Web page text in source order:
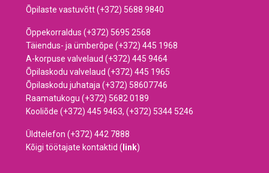
Õpilaste vastuvõtt (+372) 5688 9840
Õppekorraldus (+372) 5695 2568
Täiendus- ja ümberõpe (+372) 445 1968
A-korpuse valvelaud (+372) 445 9464
Õpilaskodu valvelaud (+372) 445 1965
Õpilaskodu juhataja (+372) 58607746
Raamatukogu (+372) 5682 0189
Kooliõde (+372) 445 9463, (+372) 5344 5246
Üldtelefon (+372) 442 7888
Kõigi töötajate kontaktid ( link)